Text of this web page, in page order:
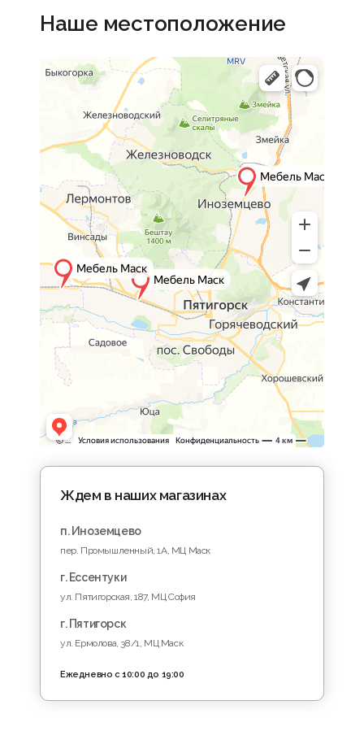
Наше местоположение
Ждем в наших магазинах
п. Иноземцево
пер. Промышленный, 1A, МЦ Маск
г. Ессентуки
ул. Пятигорская, 187, МЦ София
г. Пятигорск
ул. Ермолова, 38/1, МЦ Маск
Ежедневно с 10:00 до 19:00